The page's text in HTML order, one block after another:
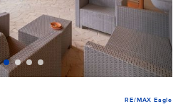
RE/MAX Eagle